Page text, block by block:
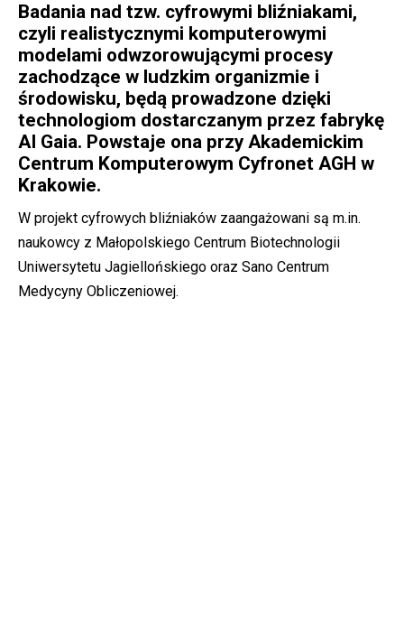
Badania nad tzw. cyfrowymi bliźniakami,
czyli realistycznymi komputerowymi
modelami odwzorowującymi procesy
zachodzące w ludzkim organizmie i
środowisku, będą prowadzone dzięki
technologiom dostarczanym przez fabrykę
AI Gaia. Powstaje ona przy Akademickim
Centrum Komputerowym Cyfronet AGH w
Krakowie.
W projekt cyfrowych bliźniaków zaangażowani są m.in.
naukowcy z Małopolskiego Centrum Biotechnologii
Uniwersytetu Jagiellońskiego oraz Sano Centrum
Medycyny Obliczeniowej.